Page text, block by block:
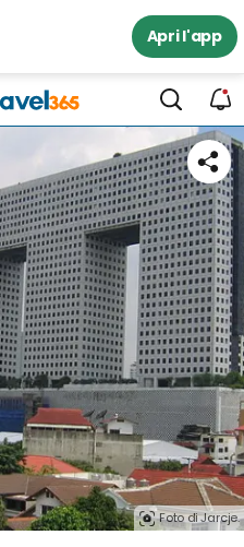
Apri l'app
Foto di Jarcje.